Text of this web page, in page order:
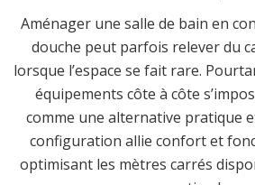
Aménager une salle de bain en
douche peut parfois relever du
lorsque l’espace se fait rare.
équipements côte à côte
comme une alternative pratique
configuration allie confort et
optimisant les mètres carrés